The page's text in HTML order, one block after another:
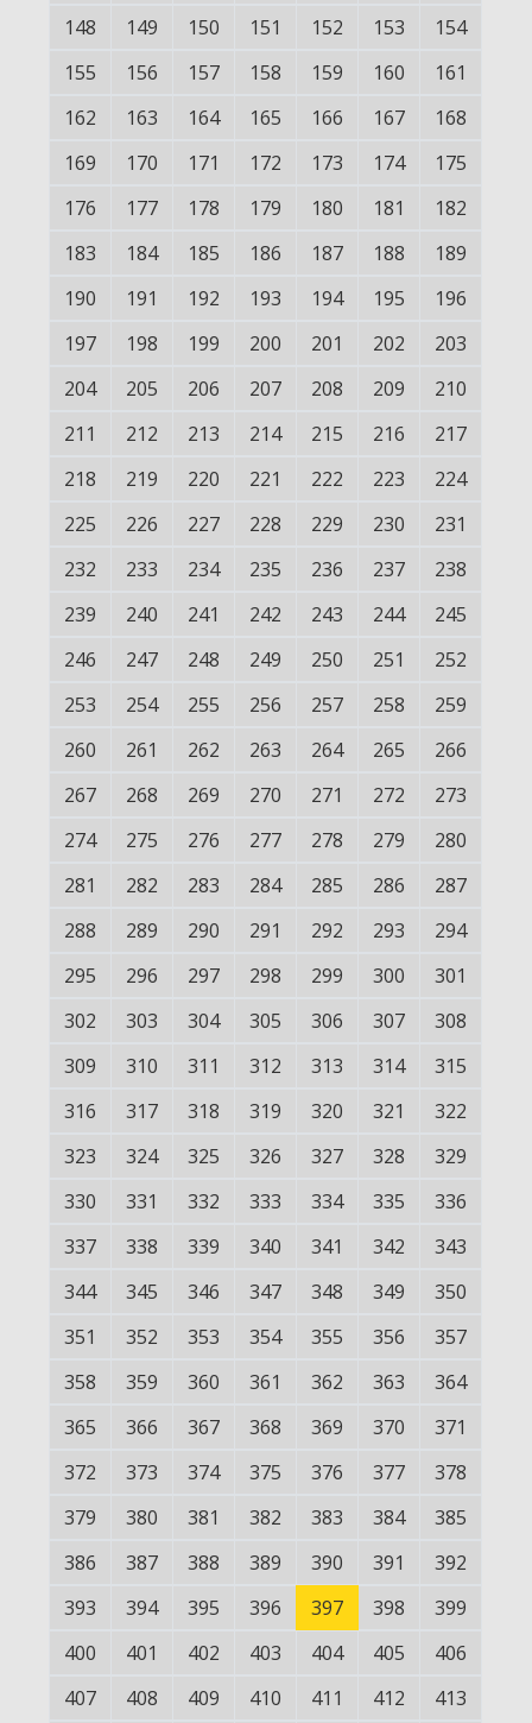
148
149 150 151 152 153
154
155
156 157 158 159 160
161
162
163 164 165 166 167
168
169
170 171 172 173 174
175
176
177 178 179 180 181
182
183
184 185 186 187 188
189
190
191 192 193 194 195
196
197
198 199 200 201 202
203
204
205 206 207 208 209
210
211
212 213 214 215 216
217
218
219 220 221 222 223
224
225
226 227 228 229 230
231
232
233 234 235 236 237
238
239
240 241 242 243 244
245
246
247 248 249 250 251
252
253
254 255 256 257 258
259
260
261 262 263 264 265
266
267
268 269 270 271 272
273
274
275 276 277 278 279
280
281
282 283 284 285 286
287
288
289 290 291 292 293
294
295
296 297 298 299 300
301
302
303 304 305 306 307
308
309
310 311 312 313 314
315
316
317 318 319 320 321
322
323
324 325 326 327 328
329
330
331 332 333 334 335
336
337
338 339 340 341 342
343
344
345 346 347 348 349
350
351
352 353 354 355 356
357
358
359 360 361 362 363
364
365
366 367 368 369 370
371
372
373 374 375 376 377
378
379
380 381 382 383 384
385
386
387 388 389 390 391
392
393
394 395 396 397 398
399
400
401 402 403 404 405
406
407
408 409 410 411 412 413